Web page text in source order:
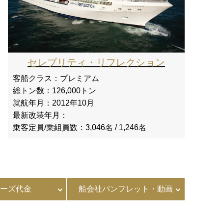
セレブリティ・リフレクション
客船クラス： プレミアム
総トン数： 126,000トン
就航年月： 2012年10月
最新改装年月：
乗客定員/乗組員数： 3,046名 / 1,246名
ズ代金 船会社パンフレット・動画